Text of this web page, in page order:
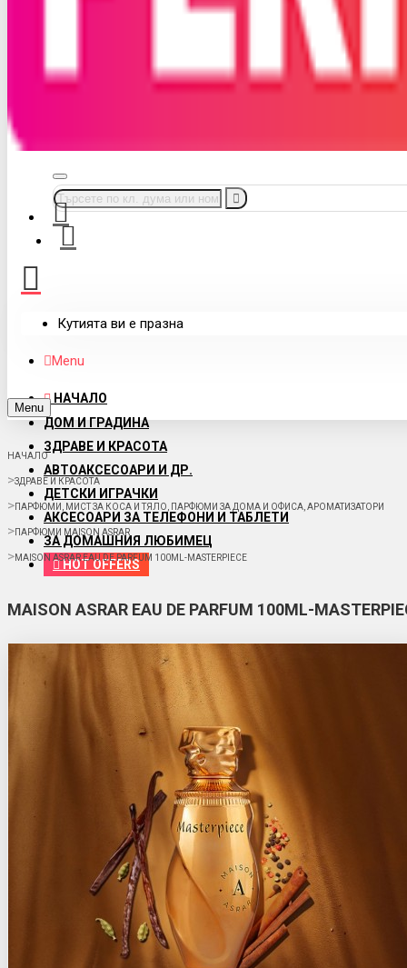
Кутията ви е празна
Menu
НАЧАЛО
ДОМ И ГРАДИНА
ЗДРАВЕ И КРАСОТА
АВТОАКСЕСОАРИ И ДР.
ДЕТСКИ ИГРАЧКИ
АКСЕСОАРИ ЗА ТЕЛЕФОНИ И ТАБЛЕТИ
ЗА ДОМАШНИЯ ЛЮБИМЕЦ
HOT OFFERS
Menu
НАЧАЛО
ЗДРАВЕ И КРАСОТА
ПАРФЮМИ, МИСТ ЗА КОСА И ТЯЛО, ПАРФЮМИ ЗА ДОМА И ОФИСА, АРОМАТИЗАТОРИ
ПАРФЮМИ MAISON ASRAR
MAISON ASRAR EAU DE PARFUM 100ML-MASTERPIECE
MAISON ASRAR EAU DE PARFUM 100ML-